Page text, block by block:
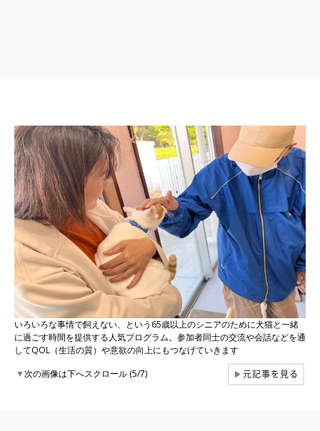
いろいろな事情で飼えない、という65歳以上のシニアのために犬猫と一緒
に過ごす時間を提供する人気プログラム。参加者同士の交流や会話などを通
してQOL（生活の質）や意欲の向上にもつなげていきます
▼次の画像は下へスクロール (5/7) ▶元記事を見る